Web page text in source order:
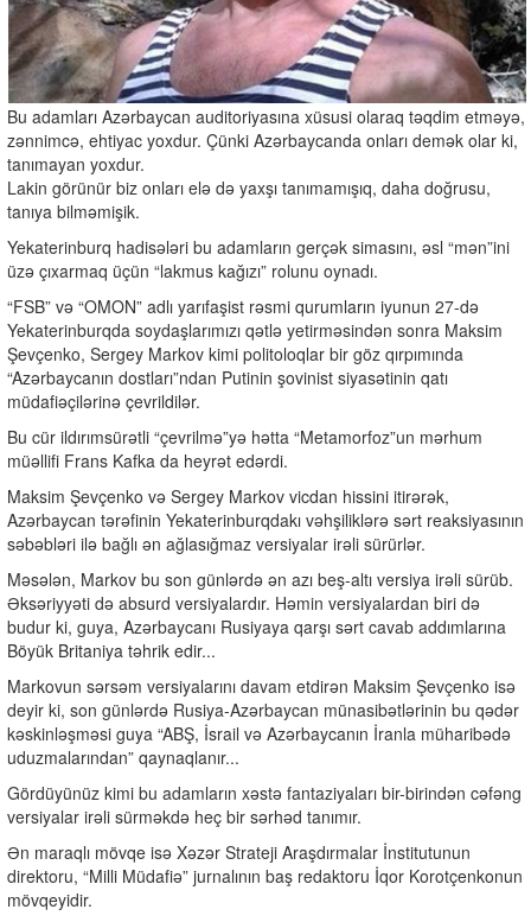
Bu adamları Azərbaycan auditoriyasına xüsusi olaraq təqdim etməyə,
zənnimcə, ehtiyac yoxdur. Çünki Azərbaycanda onları demək olar ki,
tanımayan yoxdur.
Lakin görünür biz onları elə də yaxşı tanımamışıq, daha doğrusu,
tanıya bilməmişik.
Yekaterinburq hadisələri bu adamların gerçək simasını, əsl “mən”ini
üzə çıxarmaq üçün “lakmus kağızı” rolunu oynadı.
“FSB” və “OMON” adlı yarıfaşist rəsmi qurumların iyunun 27-də
Yekaterinburqda soydaşlarımızı qətlə yetirməsindən sonra Maksim
Şevçenko, Sergey Markov kimi politoloqlar bir göz qırpımında
“Azərbaycanın dostları”ndan Putinin şovinist siyasətinin qatı
müdafiəçilərinə çevrildilər.
Bu cür ildırımsürətli “çevrilmə”yə hətta “Metamorfoz”un mərhum
müəllifi Frans Kafka da heyrət edərdi.
Maksim Şevçenko və Sergey Markov vicdan hissini itirərək,
Azərbaycan tərəfinin Yekaterinburqdakı vəhşiliklərə sərt reaksiyasının
səbəbləri ilə bağlı ən ağlasığmaz versiyalar irəli sürürlər.
Məsələn, Markov bu son günlərdə ən azı beş-altı versiya irəli sürüb.
Əksəriyyəti də absurd versiyalardır. Həmin versiyalardan biri də
budur ki, guya, Azərbaycanı Rusiyaya qarşı sərt cavab addımlarına
Böyük Britaniya təhrik edir...
Markovun sərsəm versiyalarını davam etdirən Maksim Şevçenko isə
deyir ki, son günlərdə Rusiya-Azərbaycan münasibətlərinin bu qədər
kəskinləşməsi guya “ABŞ, İsrail və Azərbaycanın İranla müharibədə
uduzmalarından” qaynaqlanır...
Gördüyünüz kimi bu adamların xəstə fantaziyaları bir-birindən cəfəng
versiyalar irəli sürməkdə heç bir sərhəd tanımır.
Ən maraqlı mövqe isə Xəzər Strateji Araşdırmalar İnstitutunun
direktoru, “Milli Müdafiə” jurnalının baş redaktoru İqor Korotçenkonun
mövqeyidir.